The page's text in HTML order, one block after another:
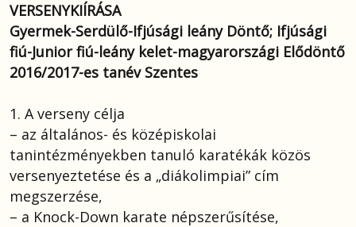
VERSENYKIÍRÁSA
Gyermek-Serdülő-Ifjúsági leány Döntő; Ifjúsági
fiú-Junior fiú-leány kelet-magyarországi Elődöntő
2016/2017-es tanév Szentes
1. A verseny célja
– az általános- és középiskolai
tanintézményekben tanuló karatékák közös
versenyeztetése és a „diákolimpiai” cím
megszerzése,
– a Knock-Down karate népszerűsítése,